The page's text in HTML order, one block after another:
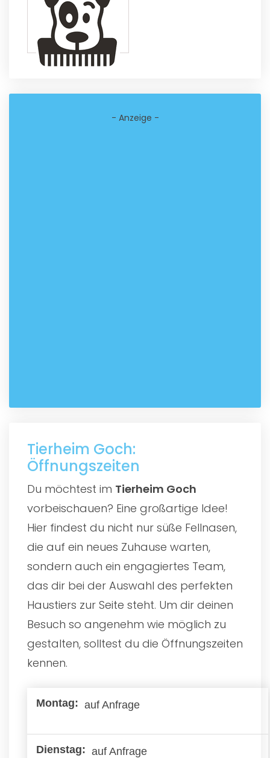
- Anzeige -
Tierheim Goch:
Öffnungszeiten
Du möchtest im Tierheim Goch
vorbeischauen? Eine großartige Idee!
Hier findest du nicht nur süße Fellnasen,
die auf ein neues Zuhause warten,
sondern auch ein engagiertes Team,
das dir bei der Auswahl des perfekten
Haustiers zur Seite steht. Um dir deinen
Besuch so angenehm wie möglich zu
gestalten, solltest du die Öffnungszeiten
kennen.
auf Anfrage
auf Anfrage